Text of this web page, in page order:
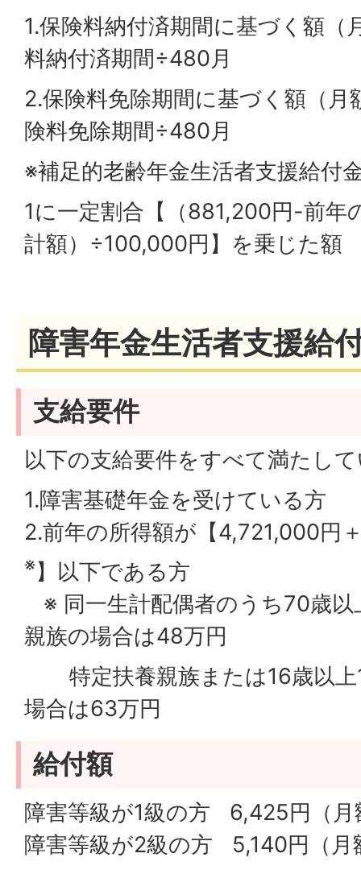
1.保険料納付済期間に基づく額
料納付済期間÷480月
2.保険料免除期間に基づく額（
険料免除期間÷480月
※補足的老齢年金生活者支援給付
1に一定割合【（881,200円-前年
計額）÷100,000円】を乗じた額
障害年金生活者支援給
支給要件
以下の支給要件をすべて満たし
1.障害基礎年金を受けている方
2.前年の所得額が【4,721,000円
※】以下である方
※ 同一生計配偶者のうち70歳以
親族の場合は48万円
特定扶養親族または16歳以上
場合は63万円
給付額
障害等級が1級の方 6,425円（月
障害等級が2級の方 5,140円（月